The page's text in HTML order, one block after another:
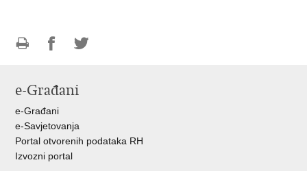
FacebookuTwitteru
e-Građani
e-Građani
e-Savjetovanja
Portal otvorenih podataka RH
Izvozni portal